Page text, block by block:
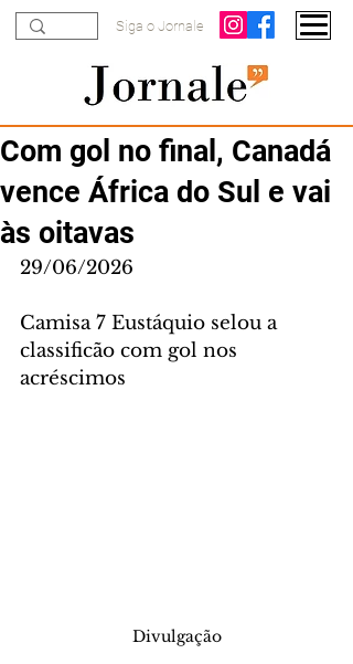
Siga o Jornale
Com gol no final, Canadá
vence África do Sul e vai
às oitavas
29/06/2026
Camisa 7 Eustáquio selou a
classificão com gol nos
acréscimos
Divulgação